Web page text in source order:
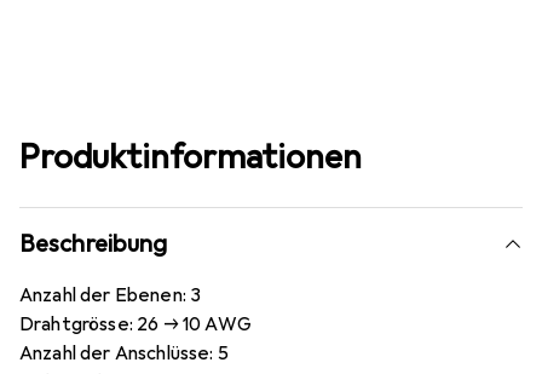
Produktinformationen
Beschreibung
Anzahl der Ebenen: 3
Drahtgrösse: 26 → 10 AWG
Anzahl der Anschlüsse: 5